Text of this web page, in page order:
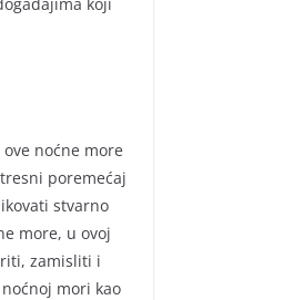
noćne more
poremećaj
stvarno
more, u ovoj
zamisliti i
mori kao